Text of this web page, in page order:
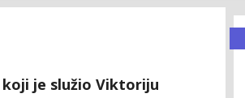
je služio Viktoriju